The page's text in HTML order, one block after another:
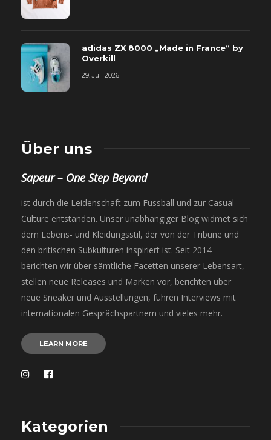
adidas ZX 8000 „Made in France“ by
Overkill
29. Juli 2026
Über uns
Sapeur – One Step Beyond
ist durch die Leidenschaft zum Fussball und zur Casual
Culture entstanden. Unser unabhängiger Blog widmet sich
dem Lebens- und Kleidungsstil, der von der Tribüne und
den britischen Subkulturen inspiriert ist. Seit 2014
berichten wir über sämtliche Facetten unserer Lebensart,
stellen neue Releases und Marken vor, berichten über
neue Sneaker und Ausstellungen, führen Interviews mit
internationalen Gesprächspartnern und vieles mehr.
LEARN MORE
Kategorien